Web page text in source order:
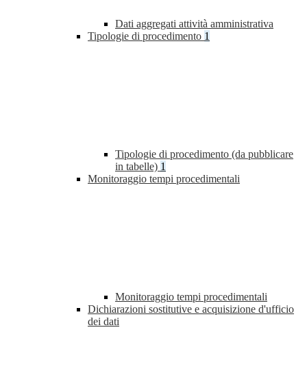
Dati aggregati attività amministrativa
Tipologie di procedimento 1
Tipologie di procedimento (da pubblicare
in tabelle) 1
Monitoraggio tempi procedimentali
Monitoraggio tempi procedimentali
Dichiarazioni sostitutive e acquisizione d'ufficio
dei dati